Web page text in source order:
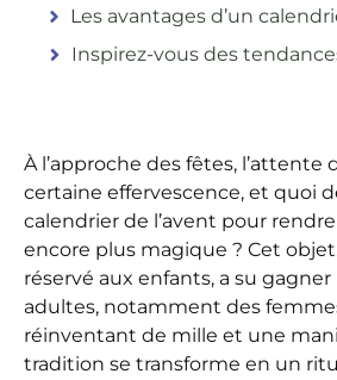
À l’approche des fêtes, l’attente
certaine effervescence, et quoi
calendrier de l’avent pour
encore plus magique ? Cet
réservé aux enfants, a su
adultes, notamment des
réinventant de mille et une
tradition se transforme en un